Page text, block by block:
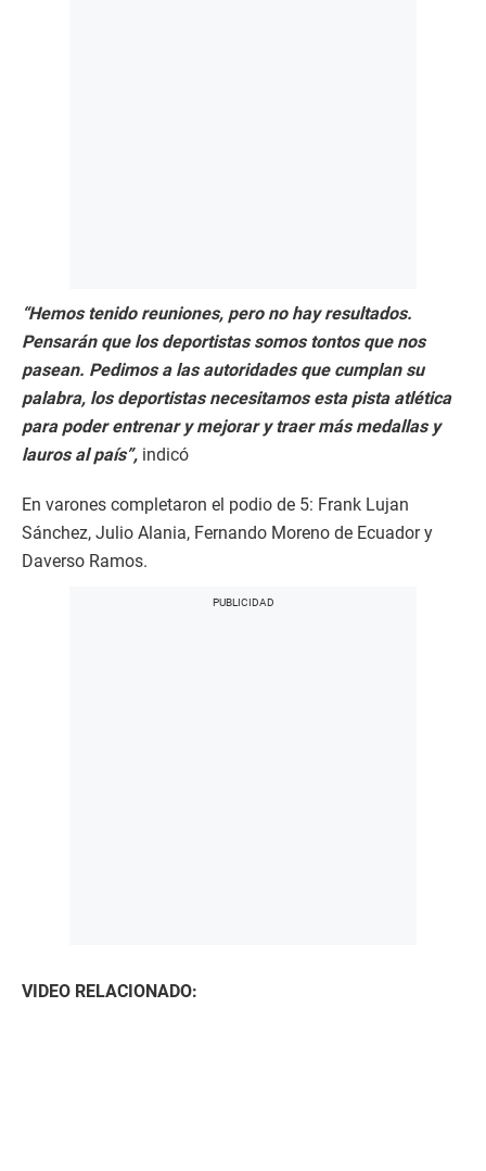
“Hemos tenido reuniones, pero no hay resultados.
Pensarán que los deportistas somos tontos que nos
pasean. Pedimos a las autoridades que cumplan su
palabra, los deportistas necesitamos esta pista atlética
para poder entrenar y mejorar y traer más medallas y
lauros al país”, indicó
En varones completaron el podio de 5: Frank Lujan
Sánchez, Julio Alania, Fernando Moreno de Ecuador y
Daverso Ramos.
VIDEO RELACIONADO: